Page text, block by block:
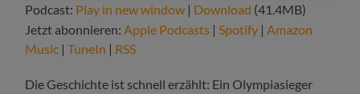
Podcast: Play in new window | Download (41.4MB)
Jetzt abonnieren: Apple Podcasts | Spotify | Amazon
Music |TuneIn | RSS
Die Geschichte ist schnell erzählt: Ein Olympiasieger